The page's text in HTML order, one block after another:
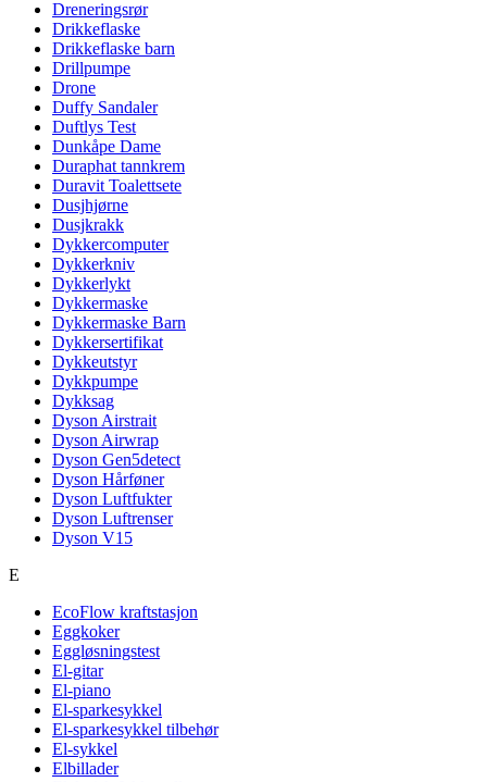
Dreneringsrør
Drikkeflaske
Drikkeflaske barn
Drillpumpe
Drone
Duffy Sandaler
Duftlys Test
Dunkåpe Dame
Duraphat tannkrem
Duravit Toalettsete
Dusjhjørne
Dusjkrakk
Dykkercomputer
Dykkerkniv
Dykkerlykt
Dykkermaske
Dykkermaske Barn
Dykkersertifikat
Dykkeutstyr
Dykkpumpe
Dykksag
Dyson Airstrait
Dyson Airwrap
Dyson Gen5detect
Dyson Hårføner
Dyson Luftfukter
Dyson Luftrenser
Dyson V15
E
EcoFlow kraftstasjon
Eggkoker
Eggløsningstest
El-gitar
El-piano
El-sparkesykkel
El-sparkesykkel tilbehør
El-sykkel
Elbillader